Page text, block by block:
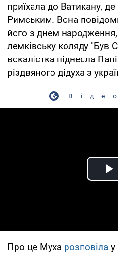
приїхала до Ватикану,
Римським. Вона
його з днем
лемківську коляду "Був
вокалістка піднесла
різдвяного дідуха з
Про це Муха розповіла у